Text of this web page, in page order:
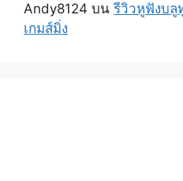
Andy8124 บนรีวิวหูฟังบลู
เกมส์มิ่ง